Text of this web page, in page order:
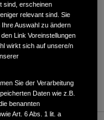
sind, erscheinen
relevant sind. Sie
Auswahl zu ändern
Link Voreinstellungen
wirkt sich auf unsere/n
Sie der Verarbeitung
Daten wie z.B.
benannten
Art. 6 Abs. 1 lit. a